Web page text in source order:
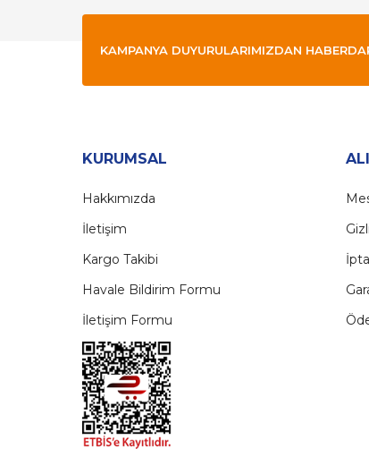
KAMPANYA DUYURULARIMIZDAN
KURUMSAL
Hakkımızda
İletişim
Kargo Takibi
Havale Bildirim Formu
İletişim Formu